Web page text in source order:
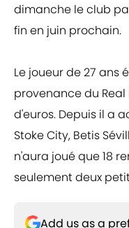
dimanche le club
fin en juin prochain.
Le joueur de 27 ans
provenance du
d'euros. Depuis il a
Stoke City, Betis
n'aura joué que 18
seulement deux
Add us as a